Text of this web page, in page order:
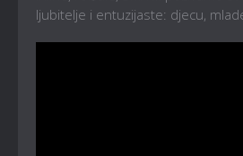
ljubitelje i entuzijaste: djecu,